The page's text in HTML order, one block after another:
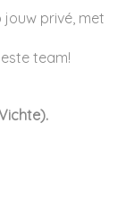
privé, met
team!